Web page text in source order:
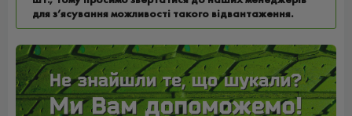
для з’ясування можливості такого відвантаження.